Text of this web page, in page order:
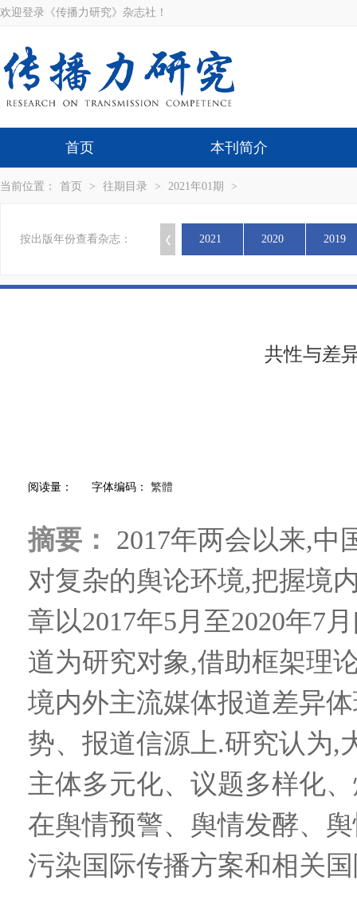
欢迎登录《传播力研究》杂志社！
首页 本刊简介
当前位置： 首页 > 往期目录 > 2021年01期 >
按出版年份查看杂志： 2021 2020 2019
共性与差
阅读量： 字体编码： 繁體
摘要：
2017年两会以来,中
对复杂的舆论环境,把握境
章以2017年5月至2020年7
道为研究对象,借助框架理
境内外主流媒体报道差异
势、报道信源上.研究认为,
主体多元化、议题多样化
在舆情预警、舆情发酵、
污染国际传播方案和相关